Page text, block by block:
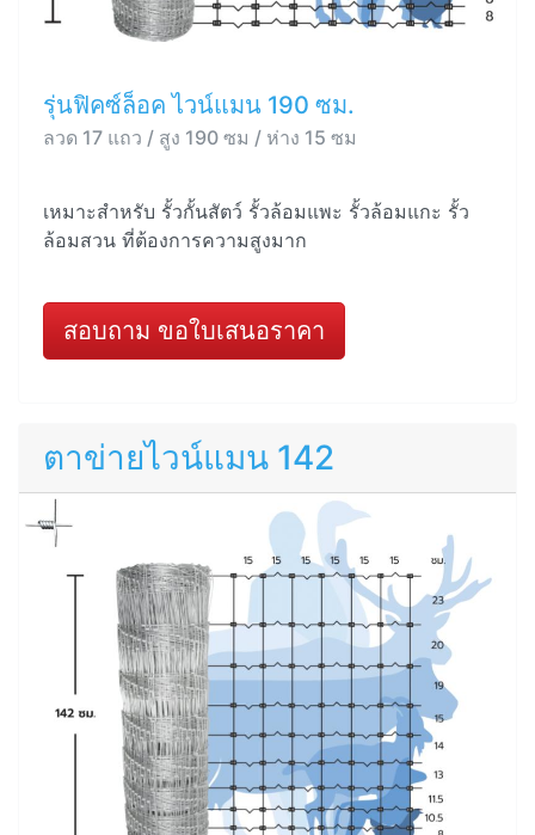
รุ่นฟิคซ์ล็อค ไวน์แมน 190 ซม.
ลวด 17 แถว / สูง 190 ซม / ห่าง 15 ซม
เหมาะสำหรับ รั้วกั้นสัตว์ รั้วล้อมแพะ รั้วล้อมแกะ รั้ว
ล้อมสวน ที่ต้องการความสูงมาก
สอบถาม ขอใบเสนอราคา
ตาข่ายไวน์แมน 142